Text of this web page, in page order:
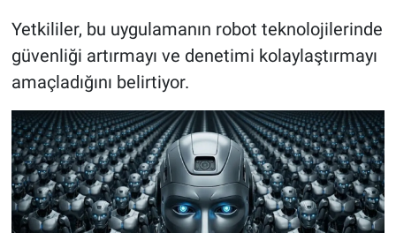
Yetkililer, bu uygulamanın robot teknolojilerinde
güvenliği artırmayı ve denetimi kolaylaştırmayı
amaçladığını belirtiyor.